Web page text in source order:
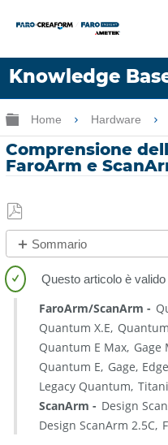
Knowledge
Lingua
Chiedere aiuto
Ingrandisci/riduci
Home Hardware
Comprensione
FaroArm e
Salva
come
PDF
Sommario
No
intestazioni
FaroArm/ScanArm
Quantum X.E
Quantum E Max Gage
Quantum E Gage
Legacy Quantum
ScanArm
Design
Design ScanArm 2.5C